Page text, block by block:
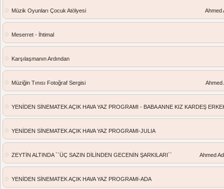
Müzik Oyunları Çocuk Atölyesi Ahmed
Meserret - İhtimal
Karşılaşmanın Ardından
Müziğin Tınısı Fotoğraf Sergisi Ahmed
YENİDEN SİNEMATEK AÇIK HAVA YAZ PROGRAMI - BABA ANNE KIZ KARDEŞ
YENİDEN SİNEMATEK AÇIK HAVA YAZ PROGRAMI-JULIA
ZEYTİN ALTINDA ``ÜÇ SAZIN DİLİNDEN GECENİN ŞARKILARI`` Ahmed
YENİDEN SİNEMATEK AÇIK HAVA YAZ PROGRAMI-ADA